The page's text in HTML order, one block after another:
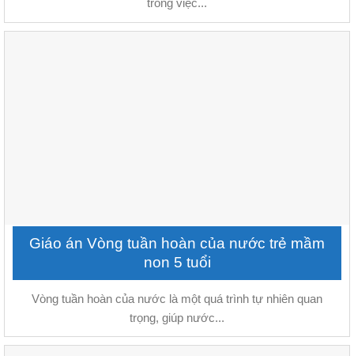
trong việc...
Giáo án Vòng tuần hoàn của nước trẻ mầm
non 5 tuổi
Vòng tuần hoàn của nước là một quá trình tự nhiên quan
trọng, giúp nước...